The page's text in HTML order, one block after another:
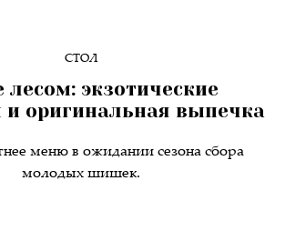
СТОЛ
лесом: экзотические
и оригинальная выпечка
меню в ожидании сезона сбора
молодых шишек.